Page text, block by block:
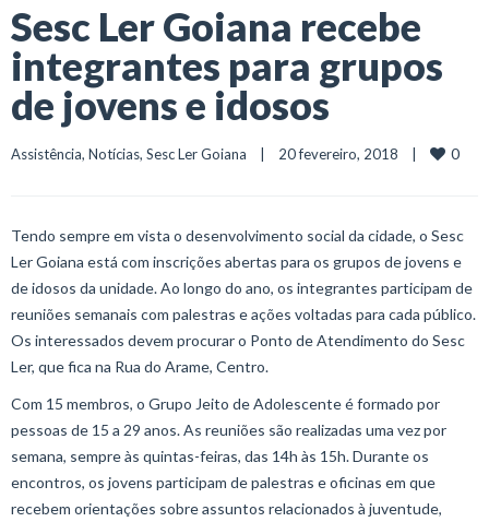
Sesc Ler Goiana recebe
integrantes para grupos
de jovens e idosos
Assistência, Notícias, Sesc Ler Goiana
    |    20 fevereiro, 2018    |
0
Tendo sempre em vista o desenvolvimento social da cidade, o Sesc
Ler Goiana está com inscrições abertas para os grupos de jovens e
de idosos da unidade. Ao longo do ano, os integrantes participam de
reuniões semanais com palestras e ações voltadas para cada público.
Os interessados devem procurar o Ponto de Atendimento do Sesc
Ler, que fica na Rua do Arame, Centro.
Com 15 membros, o Grupo Jeito de Adolescente é formado por
pessoas de 15 a 29 anos. As reuniões são realizadas uma vez por
semana, sempre às quintas-feiras, das 14h às 15h. Durante os
encontros, os jovens participam de palestras e oficinas em que
recebem orientações sobre assuntos relacionados à juventude,